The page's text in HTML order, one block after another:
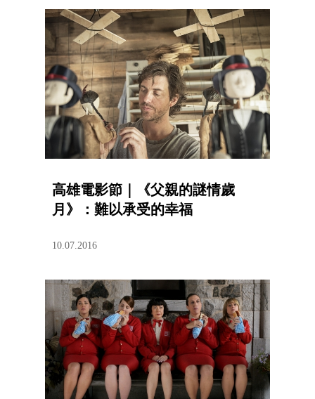
高雄電影節｜《父親的謎情歲
月》：難以承受的幸福
10.07.2016